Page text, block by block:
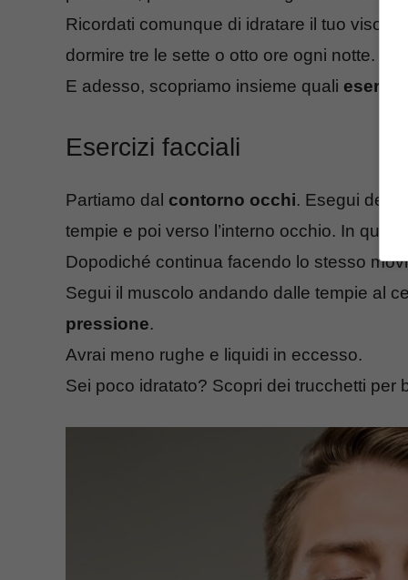
Ricordati comunque di idratare il tuo viso,
dormire tre le sette o otto ore ogni notte.
E adesso, scopriamo insieme quali esercizi
Esercizi facciali
Partiamo dal contorno occhi. Esegui dei
tempie e poi verso l’interno occhio. In
Dopodiché continua facendo lo stesso
Segui il muscolo andando dalle tempie al
pressione.
Avrai meno rughe e liquidi in eccesso.
Sei poco idratato? Scopri dei trucchetti per